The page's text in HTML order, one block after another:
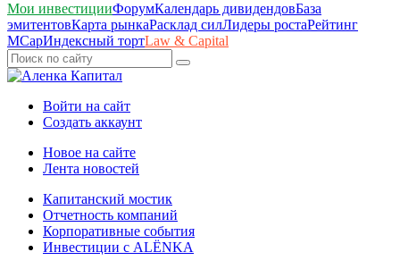
Мои инвестицииФорумКалендарь дивидендовБаза
эмитентовКарта рынкаРасклад силЛидеры ростаРейтинг
MCapИндексный тортLaw & Capital
Войти на сайт
Создать аккаунт
Новое на сайте
Лента новостей
Капитанский мостик
Отчетность компаний
Корпоративные события
Инвестиции с ALЁNKA